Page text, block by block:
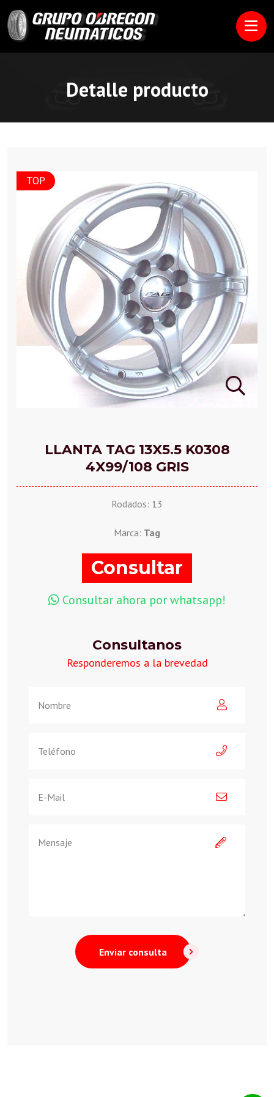
Detalle producto
TOP
LLANTA TAG 13X5.5 K0308
4X99/108 GRIS
Rodados: 13
Marca: Tag
Consultar
Consultar ahora por whatsapp!
Consultanos
Responderemos a la brevedad
Enviar consulta